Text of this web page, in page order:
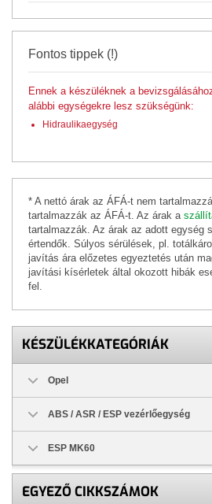
Fontos tippek (!)
Ennek a készüléknek a
alábbi egységekre lesz szükségünk:
Hidraulikaegység
* A nettó árak az ÁFÁ-t nem
tartalmazzák az ÁFÁ-t. Az árak a
tartalmazzák. Az árak az adott egység
értendők. Súlyos sérülések, pl.
javítás ára előzetes egyeztetés után
javítási kísérletek által okozott hibák
fel.
KÉSZÜLÉKKATEGÓRIÁK
Opel
ABS / ASR / ESP vezérlőegység
ESP MK60
EGYEZŐ CIKKSZÁMOK